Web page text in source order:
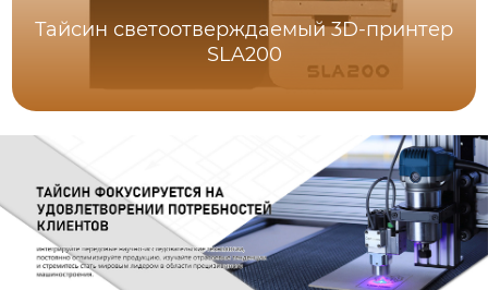
Тайсин светоотверждаемый 3D-принтер
SLA200